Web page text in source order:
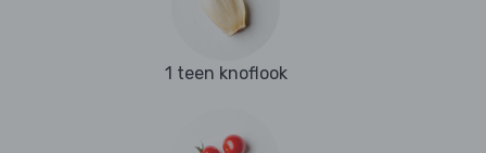
1 teen knoflook